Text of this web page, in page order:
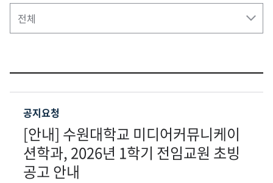
공지요청
[안내] 수원대학교 미디어커뮤니케이
션학과, 2026년 1학기 전임교원 초빙
공고 안내